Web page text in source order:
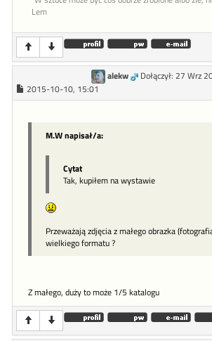
Lem
alekw
Dołączył: 27 Wrz
2015-10-10, 15:01
M.W napisał/a:
Cytat
Tak, kupiłem na wystawie
Przeważają zdjęcia z małego obrazka
wielkiego formatu ?
Z małego, duży to może 1/5 katalogu